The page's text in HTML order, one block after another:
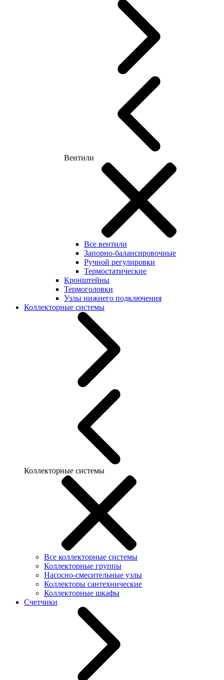
Вентили
Все вентили
Запорно-балансировочные
Ручной регулировки
Термостатические
Кронштейны
Термоголовки
Узлы нижнего подключения
Коллекторные системы
Коллекторные системы
Все коллекторные системы
Коллекторные группы
Насосно-смесительные узлы
Коллекторы сантехнические
Коллекторные шкафы
Счетчики